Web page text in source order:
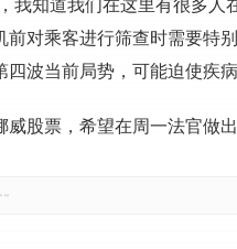
我知道我们在这里有很多人
前对乘客进行筛查时需要特
四波当前局势，可能迫使疾
威股票，希望在周一法官做